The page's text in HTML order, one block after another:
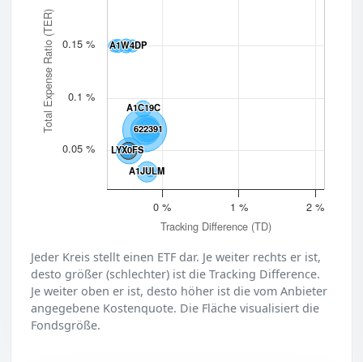
Tracking Difference (TD)
Total Expense Ratio (TER) A1W4DP
A1W4DP
622391
622391
A1C19C
A1C19C
A1JULM
A1JULM
LYX0FS
LYX0FS
0 % 1 % 2 %
0.05 %
0.1 %
0.15 %
Jeder Kreis stellt einen ETF dar. Je weiter rechts er ist,
desto größer (schlechter) ist die Tracking Difference.
Je weiter oben er ist, desto höher ist die vom Anbieter
angegebene Kostenquote. Die Fläche visualisiert die
Fondsgröße.